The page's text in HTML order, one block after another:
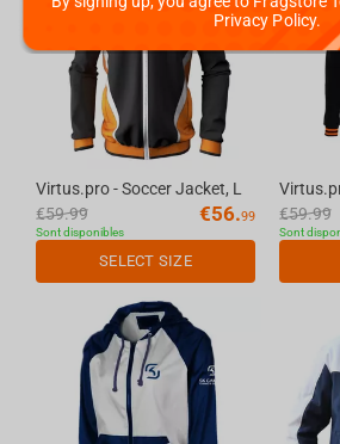
Virtus.pro - Soccer Jacket, L
€59.99 €56.99
Sont disponibles
SELECT SIZE
€59.99
Sont
Privacy Policy.